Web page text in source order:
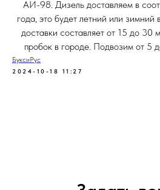
АИ-98. Дизель доставляем в
года, это будет летний или
доставки составляет от 15 до 30
пробок в городе. Подвозим от 5
БуксиРус
2024-10-18 11:27